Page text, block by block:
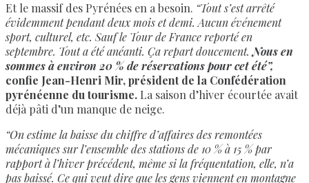
Et le massif des Pyrénées en a besoin. “Tout s’est arrêté
évidemment pendant deux mois et demi. Aucun événement
sport, culturel, etc. Sauf le Tour de France reporté en
septembre. Tout a été anéanti. Ça repart doucement.Nous en
sommes à environ 20 % de réservations pour cet été”,
confie Jean-Henri Mir, président de la Confédération
pyrénéenne du tourisme. La saison d’hiver écourtée avait
déjà pâti d’un manque de neige.
“On estime la baisse du chiffre d’affaires des remontées
mécaniques sur l’ensemble des stations de 10 % à 15 % par
rapport à l’hiver précédent, même si la fréquentation, elle, n’a
pas baissé. Ce qui veut dire que les gens viennent en montagne